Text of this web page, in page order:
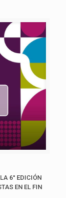
6° EDICIÓN
EN EL FIN